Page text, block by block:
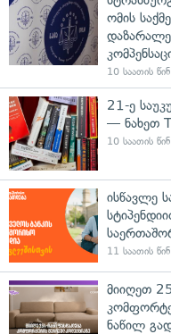
ომის
10 საათის წინ
21-ე
— ნახეთ
10 საათის წინ
ისწავლე
11 საათის წინ
მიიღეთ
ნაწილ